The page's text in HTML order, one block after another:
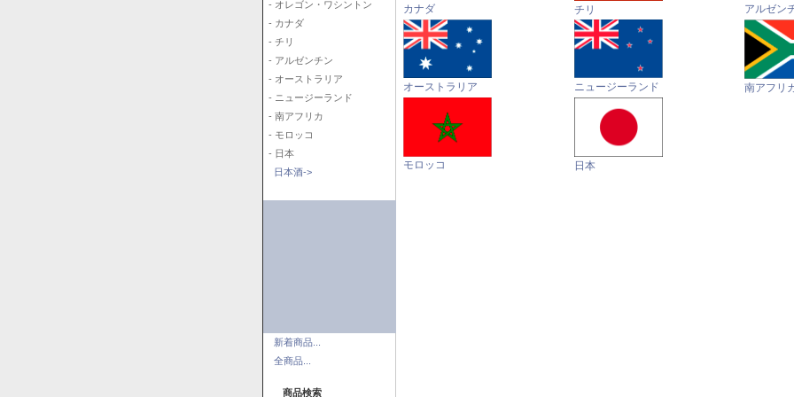
- オレゴン・ワシントン
- カナダ
- チリ
- アルゼンチン
- オーストラリア
- ニュージーランド
- 南アフリカ
- モロッコ
- 日本
日本酒->
新着商品...
全商品...
商品検索
カナダ チリ アルゼン
オーストラリア ニュージーランド 南アフリ
モロッコ 日本